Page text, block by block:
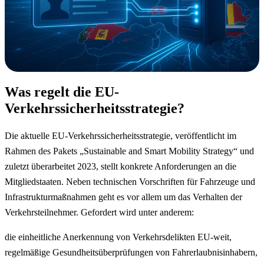
Was regelt die EU-
Verkehrssicherheitsstrategie?
Die aktuelle EU-Verkehrssicherheitsstrategie, veröffentlicht im
Rahmen des Pakets „Sustainable and Smart Mobility Strategy“ und
zuletzt überarbeitet 2023, stellt konkrete Anforderungen an die
Mitgliedstaaten. Neben technischen Vorschriften für Fahrzeuge und
Infrastrukturmaßnahmen geht es vor allem um das Verhalten der
Verkehrsteilnehmer. Gefordert wird unter anderem:
die einheitliche Anerkennung von Verkehrsdelikten EU-weit,
regelmäßige Gesundheitsüberprüfungen von Fahrerlaubnisinhabern,